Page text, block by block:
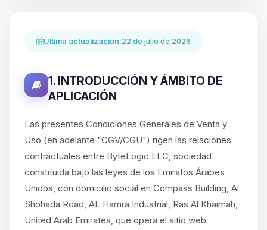
Última actualización:22 de julio de 2026
1. INTRODUCCIÓN Y ÁMBITO DE
APLICACIÓN
Las presentes Condiciones Generales de Venta y
Uso (en adelante "CGV/CGU") rigen las relaciones
contractuales entre ByteLogic LLC, sociedad
constituida bajo las leyes de los Emiratos Árabes
Unidos, con domicilio social en Compass Building, Al
Shohada Road, AL Hamra Industrial, Ras Al Khaimah,
United Arab Emirates, que opera el sitio web